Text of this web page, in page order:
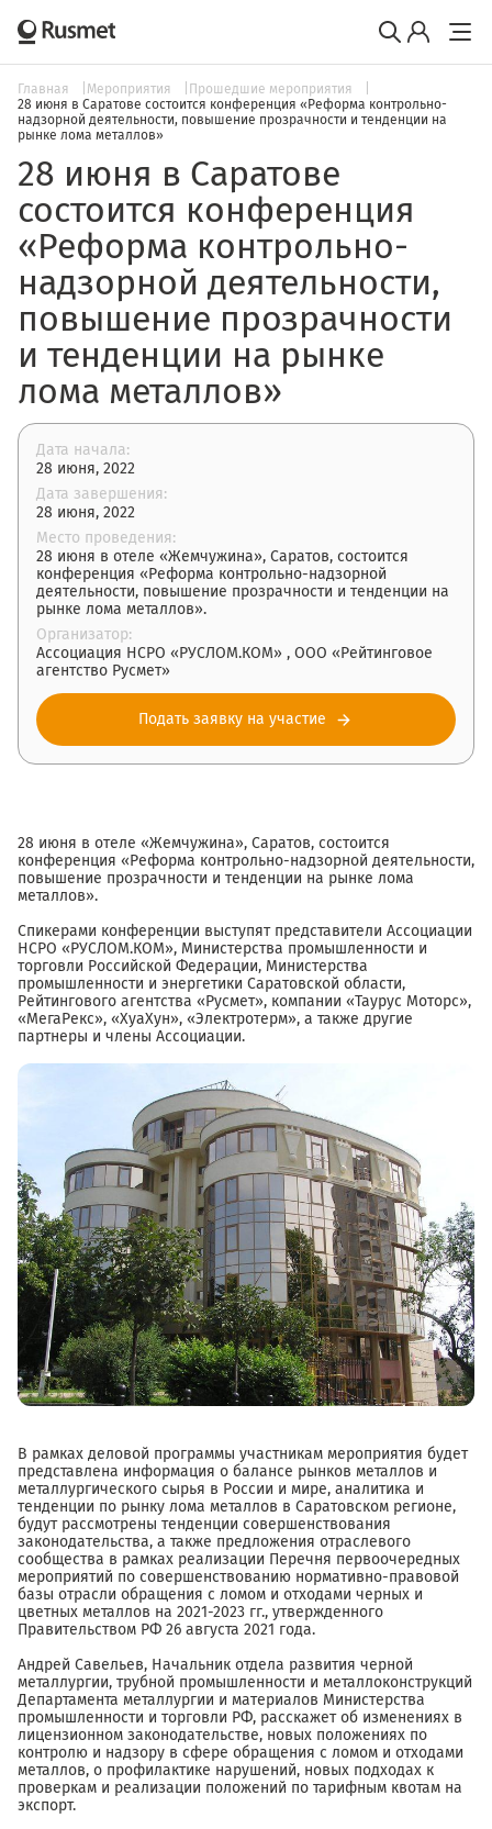
Главная Мероприятия
Прошедшие мероприятия
28 июня в Саратове состоится конференция «Реформа контрольно-
надзорной деятельности, повышение прозрачности и тенденции на
рынке лома металлов»
28 июня в Саратове
состоится конференция
«Реформа контрольно-
надзорной деятельности,
повышение прозрачности
и тенденции на рынке
лома металлов»
Дата начала:
28 июня, 2022
Дата завершения:
28 июня, 2022
Место проведения:
28 июня в отеле «Жемчужина», Саратов, состоится
конференция «Реформа контрольно-надзорной
деятельности, повышение прозрачности и тенденции на
рынке лома металлов».
Организатор:
Ассоциация НСРО «РУСЛОМ.КОМ» , ООО «Рейтинговое
агентство Русмет»
Подать заявку на участие
28 июня в отеле «Жемчужина», Саратов, состоится
конференция «Реформа контрольно-надзорной деятельности,
повышение прозрачности и тенденции на рынке лома
металлов».
Спикерами конференции выступят представители Ассоциации
НСРО «РУСЛОМ.КОМ», Министерства промышленности и
торговли Российской Федерации, Министерства
промышленности и энергетики Саратовской области,
Рейтингового агентства «Русмет», компании «Таурус Моторс»,
«МегаРекс», «ХуаХун», «Электротерм», а также другие
партнеры и члены Ассоциации.
В рамках деловой программы участникам мероприятия будет
представлена информация о балансе рынков металлов и
металлургического сырья в России и мире, аналитика и
тенденции по рынку лома металлов в Саратовском регионе,
будут рассмотрены тенденции совершенствования
законодательства, а также предложения отраслевого
сообщества в рамках реализации Перечня первоочередных
мероприятий по совершенствованию нормативно-правовой
базы отрасли обращения с ломом и отходами черных и
цветных металлов на 2021-2023 гг., утвержденного
Правительством РФ 26 августа 2021 года.
Андрей Савельев, Начальник отдела развития черной
металлургии, трубной промышленности и металлоконструкций
Департамента металлургии и материалов Министерства
промышленности и торговли РФ, расскажет об изменениях в
лицензионном законодательстве, новых положениях по
контролю и надзору в сфере обращения с ломом и отходами
металлов, о профилактике нарушений, новых подходах к
проверкам и реализации положений по тарифным квотам на
экспорт.